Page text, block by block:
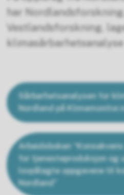
har
Vestlandsforskning,
Sårbarhetsanalysen for
Nordland på
Arbeidsboken
for tjenesteproduksjon og
lovpålagte oppgavene til
Nordland”